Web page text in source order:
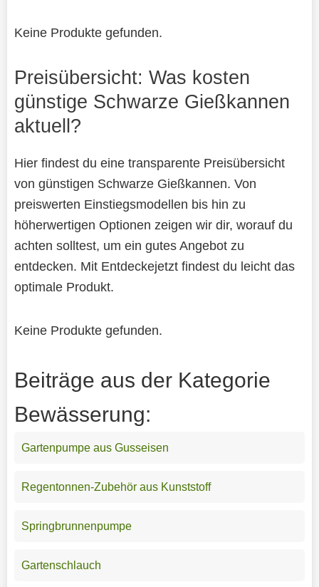
Keine Produkte gefunden.
Preisübersicht: Was kosten
günstige Schwarze Gießkannen
aktuell?
Hier findest du eine transparente Preisübersicht
von günstigen Schwarze Gießkannen. Von
preiswerten Einstiegsmodellen bis hin zu
höherwertigen Optionen zeigen wir dir, worauf du
achten solltest, um ein gutes Angebot zu
entdecken. Mit Entdeckejetzt findest du leicht das
optimale Produkt.
Keine Produkte gefunden.
Beiträge aus der Kategorie
Bewässerung:
Gartenpumpe aus Gusseisen
Regentonnen-Zubehör aus Kunststoff
Springbrunnenpumpe
Gartenschlauch